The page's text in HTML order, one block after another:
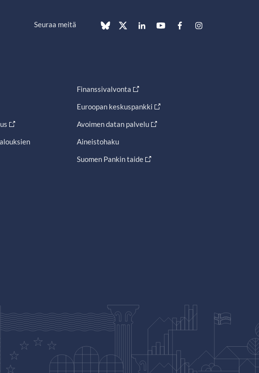
Seuraa meitä
Finanssivalvonta
Euroopan keskuspankki
Avoimen datan palvelu
Aineistohaku
Suomen Pankin taide